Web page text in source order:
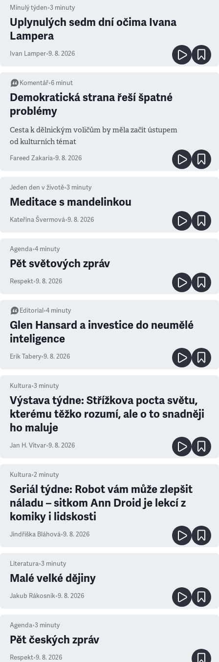
Minulý týden•3 minuty
Uplynulých sedm dní očima Ivana
Lampera
Ivan Lamper•9. 8. 2026
Komentář•6 minut
Demokratická strana řeší špatné
problémy
Cesta k dělnickým voličům by měla začít ústupem
od kulturních témat
Fareed Zakaria•9. 8. 2026
Jeden den v životě•3 minuty
Meditace s mandelinkou
Kateřina Švermová•9. 8. 2026
Agenda•4 minuty
Pět světových zpráv
Respekt•9. 8. 2026
Editorial •4 minuty
Glen Hansard a investice do neumělé
inteligence
Erik Tabery•9. 8. 2026
Kultura•3 minuty
Výstava týdne: Střížkova pocta světu,
kterému těžko rozumí, ale o to snadněji
ho maluje
Jan H. Vitvar•9. 8. 2026
Kultura•2 minuty
Seriál týdne: Robot vám může zlepšit
náladu – sitkom Ann Droid je lekcí z
komiky i lidskosti
Jindřiška Bláhová•9. 8. 2026
Literatura•3 minuty
Malé velké dějiny
Jakub Rákosník•9. 8. 2026
Agenda•3 minuty
Pět českých zpráv
Respekt•9. 8. 2026